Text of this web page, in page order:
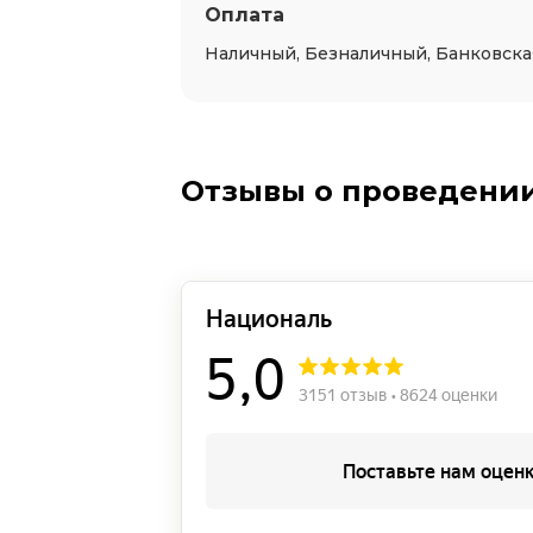
Оплата
Наличный, Безналичный,
Отзывы о